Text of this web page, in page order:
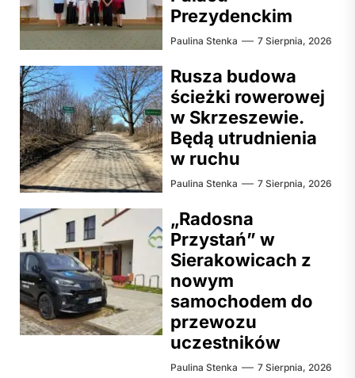
Prezydenckim
Paulina Stenka 7 Sierpnia, 2026
Rusza budowa
ścieżki rowerowej
w Skrzeszewie.
Będą utrudnienia
w ruchu
Paulina Stenka 7 Sierpnia, 2026
„Radosna
Przystań” w
Sierakowicach z
nowym
samochodem do
przewozu
uczestników
Paulina Stenka 7 Sierpnia, 2026